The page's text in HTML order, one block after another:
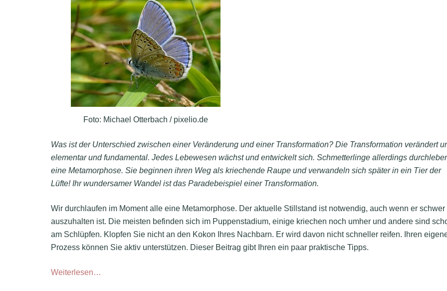
Foto: Michael Otterbach / pixelio.de
Was ist der Unterschied zwischen einer Veränderung und einer Transformation? Die Transformation verändert
elementar und fundamental. Jedes Lebewesen wächst und entwickelt sich. Schmetterlinge allerdings
eine Metamorphose. Sie beginnen ihren Weg als kriechende Raupe und verwandeln sich später in ein Tier der
Lüfte! Ihr wundersamer Wandel ist das Paradebeispiel einer Transformation.
Wir durchlaufen im Moment alle eine Metamorphose. Der aktuelle Stillstand ist notwendig, auch wenn er schwer
auszuhalten ist. Die meisten befinden sich im Puppenstadium, einige kriechen noch umher und andere sind
am Schlüpfen. Klopfen Sie nicht an den Kokon Ihres Nachbarn. Er wird davon nicht schneller reifen. Ihren
Prozess können Sie aktiv unterstützen. Dieser Beitrag gibt Ihren ein paar praktische Tipps.
Weiterlesen…